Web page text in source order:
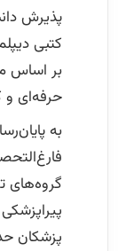
پذیرش
کتبی
بر اساس
حرفه‌ای
به
گروه‌های
پزشکان